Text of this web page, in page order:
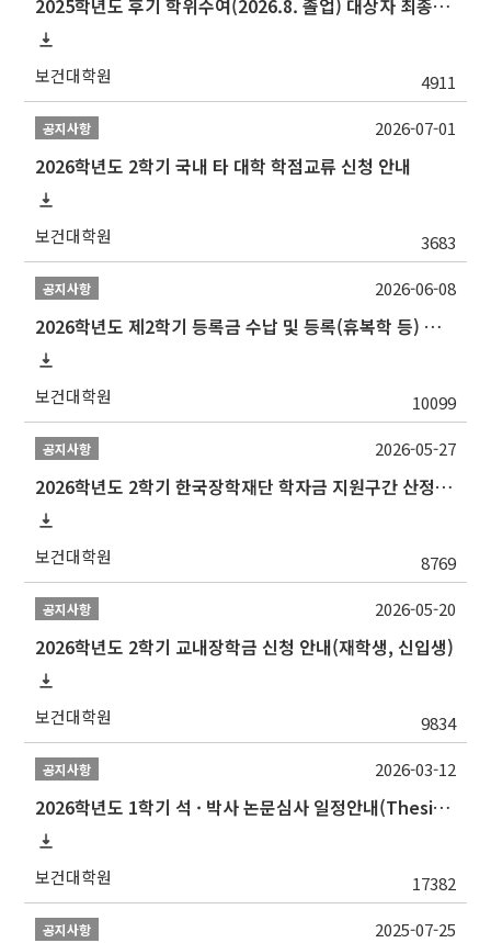
2025학년도 후기 학위수여(2026.8. 졸업) 대상자 최종인준 논문 제출 안내
보건대학원 4911
공지사항
2026학년도 2학기 국내 타 대학 학점교류 신청 안내
보건대학원 3683
2026-07-01
공지사항
2026학년도 제2학기 등록금 수납 및 등록(휴복학 등) 일정 안내
보건대학원 10099
2026-06-08
공지사항
2026학년도 2학기 한국장학재단 학자금 지원구간 산정 신청 안내
보건대학원 8769
2026-05-27
공지사항
2026학년도 2학기 교내장학금 신청 안내(재학생, 신입생)
보건대학원 9834
2026-05-20
공지사항
2026학년도 1학기 석 · 박사 논문심사 일정안내(Thesis Defense Schedules)
보건대학원 17382
2026-03-12
공지사항 2025-07-25